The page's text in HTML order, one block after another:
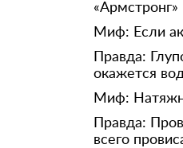
Миф: Если
Правда:
окажется
Миф:
Правда:
всего